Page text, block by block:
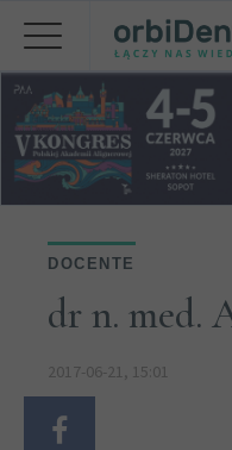
DOCENTE
dr n. med.
2017-06-21, 15:01